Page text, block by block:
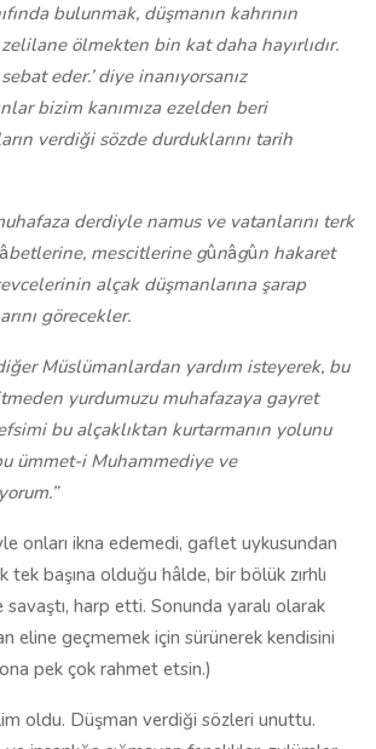
bulunmak, düşmanın kahrının
ölmekten bin kat daha hayırlıdır.
eder.’ diye inanıyorsanız
bizim kanımıza ezelden beri
verdiği sözde durduklarını tarih
derdiyle namus ve vatanlarını terk
âbetlerine, mescitlerine gûnâgûn hakaret
alçak düşmanlarına şarap
görecekler.
Müslümanlardan yardım isteyerek, bu
yurdumuzu muhafazaya gayret
bu alçaklıktan kurtarmanın yolunu
ümmet-i Muhammediye ve
onları ikna edemedi, gaflet uykusundan
tek başına olduğu hâlde, bir bölük zırhlı
harp etti. Sonunda yaralı olarak
eline geçmemek için sürünerek kendisini
pek çok rahmet etsin.)
oldu. Düşman verdiği sözleri unuttu.